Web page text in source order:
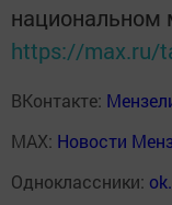
https://max.ru/
ВКонтакте:
MAX: Новости
Одноклассники: